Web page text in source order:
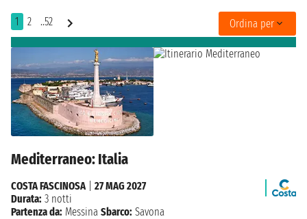
1 2 ..52 Ordina per
Mediterraneo: Italia
COSTA FASCINOSA
27 MAG 2027
Durata: 3 notti
Partenza da: Messina Sbarco: Savona